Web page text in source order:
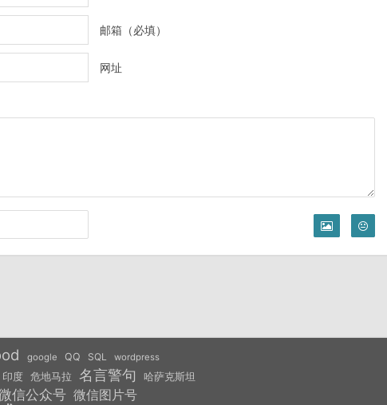
邮箱（必填）
网址
google QQ SQL wordpress
印度 危地马拉 名言警句 哈萨克斯坦
信公众号 微信图片号